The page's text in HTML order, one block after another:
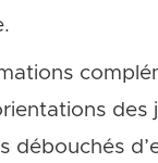
des
débouchés